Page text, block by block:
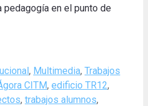
pedagogía en el punto de
, Multimedia, Trabajos
CITM, edificio TR12,
, trabajos alumnos,